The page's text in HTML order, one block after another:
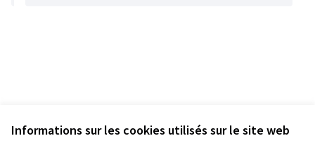
Informations sur les cookies utilisés sur le site web